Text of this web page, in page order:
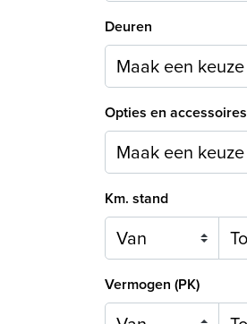
Deuren
Maak een keuze
Opties en accessoires
Maak een keuze
Km. stand
Vermogen (PK)